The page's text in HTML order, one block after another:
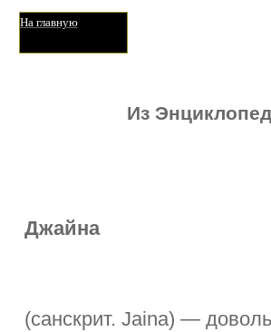
На главную
Из
Джайна
(санскрит. Jaina) —